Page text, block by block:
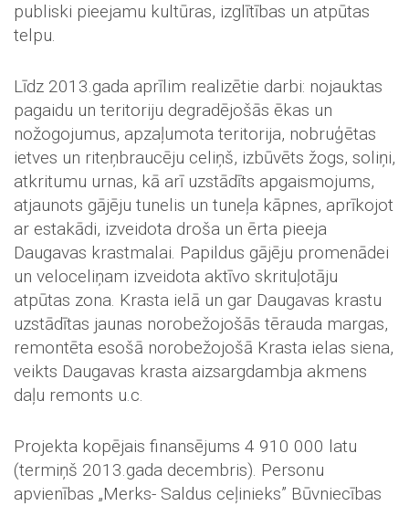
publiski pieejamu kultūras, izglītības un atpūtas
telpu.
Līdz 2013.gada aprīlim realizētie darbi: nojauktas
pagaidu un teritoriju degradējošās ēkas un
nožogojumus, apzaļumota teritorija, nobruģētas
ietves un riteņbraucēju celiņš, izbūvēts žogs, soliņi,
atkritumu urnas, kā arī uzstādīts apgaismojums,
atjaunots gājēju tunelis un tuneļa kāpnes, aprīkojot
ar estakādi, izveidota droša un ērta pieeja
Daugavas krastmalai. Papildus gājēju promenādei
un veloceliņam izveidota aktīvo skrituļotāju
atpūtas zona. Krasta ielā un gar Daugavas krastu
uzstādītas jaunas norobežojošās tērauda margas,
remontēta esošā norobežojošā Krasta ielas siena,
veikts Daugavas krasta aizsargdambja akmens
daļu remonts u.c.
Projekta kopējais finansējums 4 910 000 latu
(termiņš 2013.gada decembris). Personu
apvienības „Merks- Saldus ceļinieks” Būvniecības